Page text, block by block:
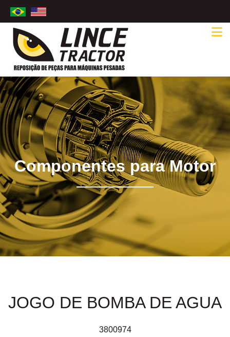
Componentes para Motor
JOGO DE BOMBA DE AGUA
3800974